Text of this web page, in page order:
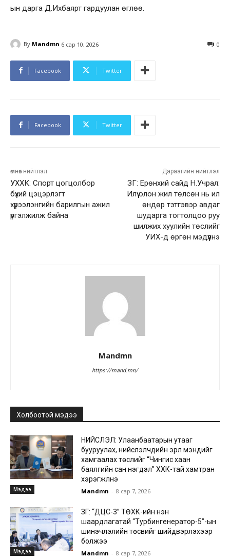
ын дарга Д.Ихбаярт гардуулан өглөө.
By Mandmn 6 сар 10, 2026 0
Facebook Twitter
Facebook Twitter
өмнөх нийтлэл
УХХК: Спорт цогцолбор
бүхий цэцэрлэгт
хүрээлэнгийн барилгын ажил
үргэлжилж байна
Дараагийн нийтлэл
ЗГ: Ерөнхий сайд Н.Учрал:
Илүү олон жил төлсөн нь илүү
өндөр тэтгэвэр авдаг
шударга тогтолцоо руу
шилжих хуулийн төслийг
УИХ-д өргөн мэдүүлнэ
Mandmn
https://mand.mn/
Холбоотой мэдээ
Мэдээ
НИЙСЛЭЛ: Улаанбаатарын утааг
бууруулах, нийслэлчүүдийн эрүүл мэндийг
хамгаалах төслийг “Чингис хаан
баялгийн сан нэгдэл” ХХК-тай хамтран
хэрэгжүүлнэ
Mandmn - 8 сар 7, 2026
Мэдээ
ЗГ: “ДЦС-3” ТӨХК-ийн нэн
шаардлагатай “Турбингенератор-5”-ын
шинэчлэлийн төсвийг шийдвэрлэхээр
болжээ
Mandmn - 8 сар 7, 2026